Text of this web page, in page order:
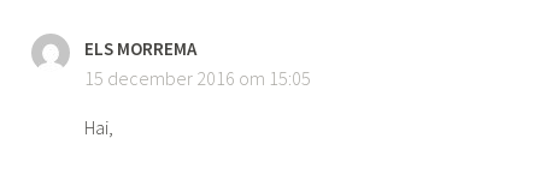
ELS MORREMA
15 december 2016 om 15:05
Hai,